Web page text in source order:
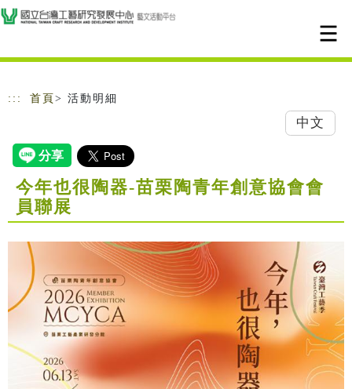
跳到主要內容
網站導覽
::: 首頁 > 活動明細
中文
今年也很陶器-苗栗陶青年創意協會會
員聯展